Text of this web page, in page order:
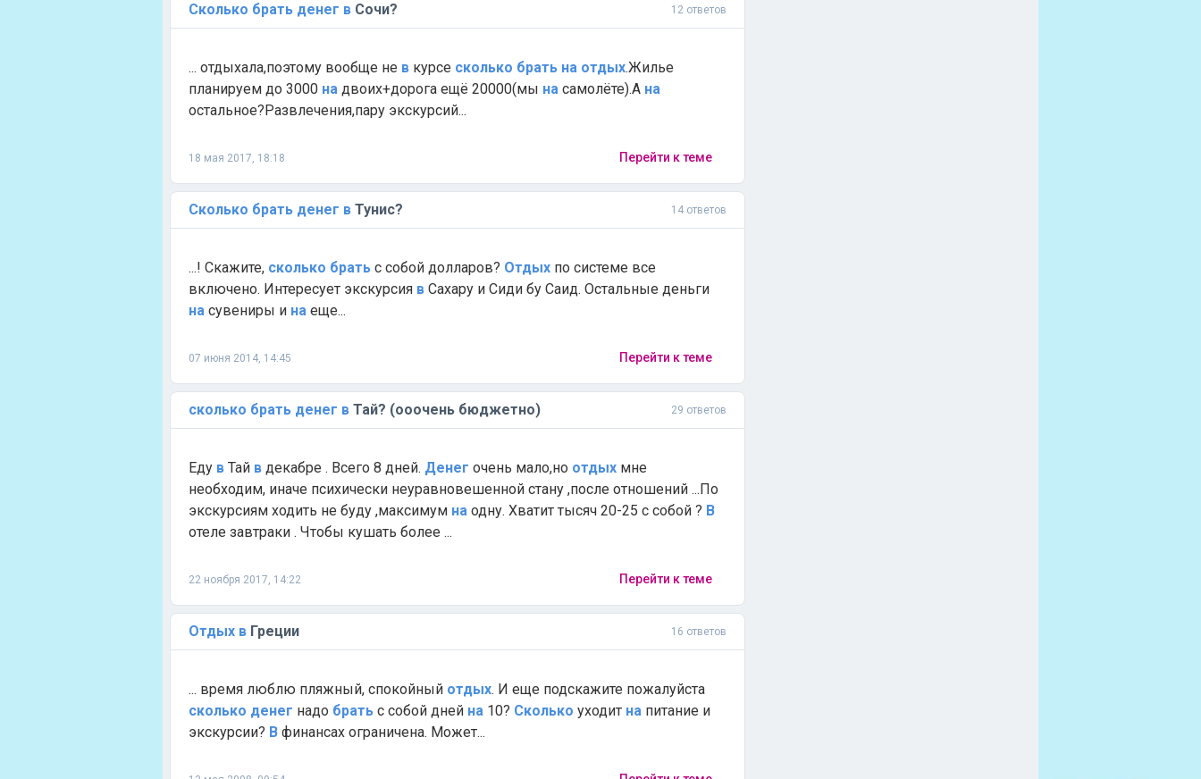
Сколько брать денег в Сочи? 12 ответов
... отдыхала,поэтому вообще не в курсе сколько брать на отдых.Жилье
планируем до 3000 на двоих+дорога ещё 20000(мы на самолёте).А на
остальное?Развлечения,пару экскурсий...
18 мая 2017, 18:18 Перейти к теме
Сколько брать денег в Тунис? 14 ответов
...! Скажите, сколько брать с собой долларов? Отдых по системе все
включено. Интересует экскурсия в Сахару и Сиди бу Саид. Остальные деньги
на сувениры и на еще...
07 июня 2014, 14:45 Перейти к теме
сколько брать денег в Тай? (ооочень бюджетно) 29 ответов
Еду в Тай в декабре . Всего 8 дней. Денег очень мало,но отдых мне
необходим, иначе психически неуравновешенной стану ,после отношений ...По
экскурсиям ходить не буду ,максимум на одну. Хватит тысяч 20-25 с собой ? В
отеле завтраки . Чтобы кушать более ...
22 ноября 2017, 14:22 Перейти к теме
Отдых в Греции 16 ответов
... время люблю пляжный, спокойный отдых. И еще подскажите пожалуйста
сколько денег надо брать с собой дней на 10? Сколько уходит на питание и
экскурсии? В финансах ограничена. Может...